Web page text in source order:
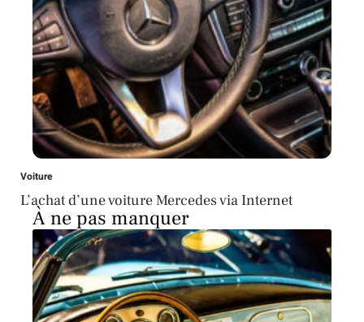
Voiture
L’achat d’une voiture Mercedes via Internet
À ne pas manquer